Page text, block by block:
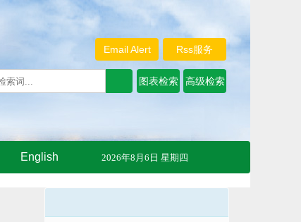
Rss服务
Email Alert
English 2026年8月6日 星期四